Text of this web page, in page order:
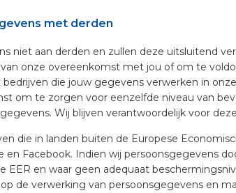
met derden
niet aan derden en zullen deze uitsluitend
onze overeenkomst met jou of om te
die jouw gegevens verwerken in
om te zorgen voor eenzelfde niveau van
Wij blijven verantwoordelijk voor
die in landen buiten de Europese
en Facebook. Indien wij persoonsgegevens
EER en waar geen adequaat
de verwerking van persoonsgegevens en